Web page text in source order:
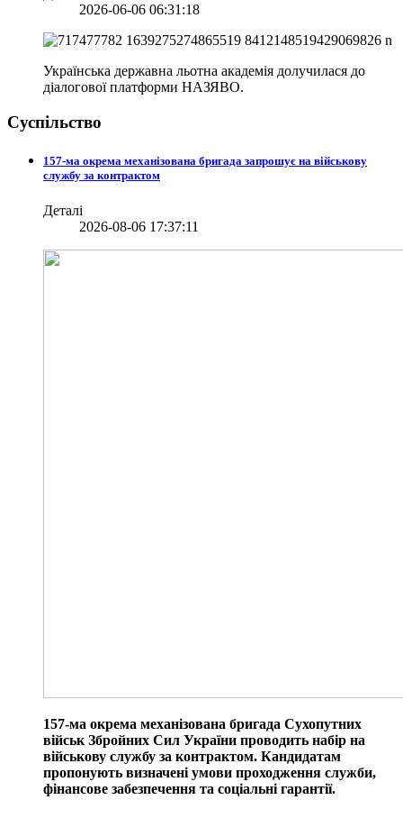
2026-06-06 06:31:18
Українська державна льотна академія долучилася до
діалогової платформи НАЗЯВО.
Суспільство
157-ма окрема механізована бригада запрошує на військову
службу за контрактом
Деталі
2026-08-06 17:37:11
157-ма окрема механізована бригада Сухопутних
військ Збройних Сил України проводить набір на
військову службу за контрактом. Кандидатам
пропонують визначені умови проходження служби,
фінансове забезпечення та соціальні гарантії.